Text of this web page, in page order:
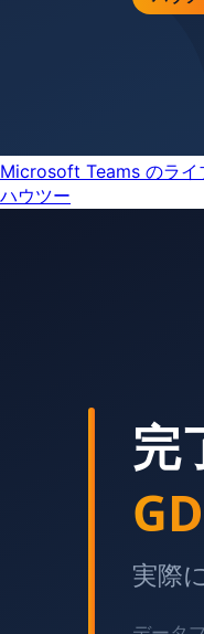
Microsoft Teams のライ
ハウツー